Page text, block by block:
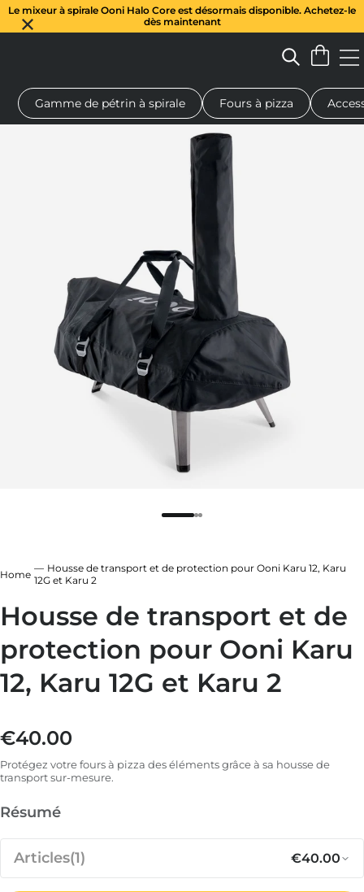
Le mixeur à spirale Ooni Halo Core est désormais disponible. Achetez-le
dès maintenant
sapin
à pizza au feu de bois Pétrin à pâte Cadeaux Planches de
Gamme de pétrin à spirale Fours à pizza
Home
Housse de transport et de protection pour Ooni Karu 12, Karu
12G et Karu 2
Housse de transport et de
protection pour Ooni Karu
12, Karu 12G et Karu 2
Prix régulier
€40.00
Protégez votre fours à pizza des éléments grâce à sa housse de
transport sur-mesure.
Résumé
Articles(1) €40.00